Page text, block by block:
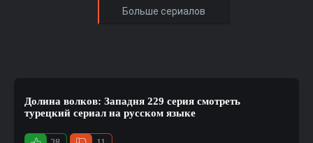
Долина волков: Западня 229 серия смотреть
турецкий сериал на русском языке